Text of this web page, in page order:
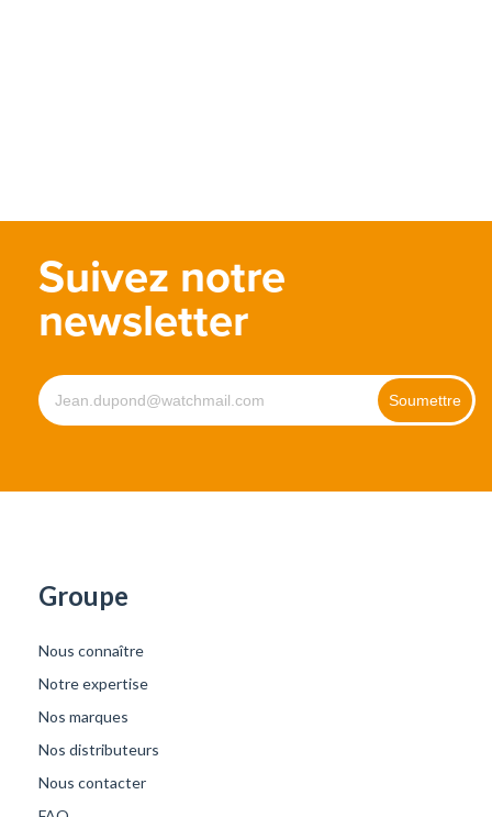
Suivez notre
newsletter
Groupe
Nous connaître
Notre expertise
Nos marques
Nos distributeurs
Nous contacter